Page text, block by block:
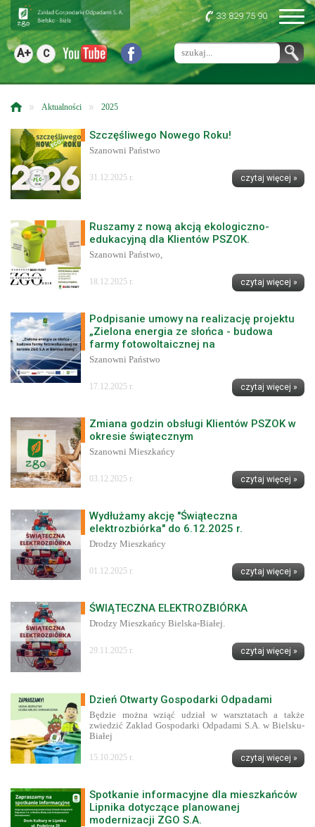
A+ C
33 829 75 90
» Aktualności » 2025
Szczęśliwego Nowego Roku!
Szanowni Państwo
31.12.2025 r. czytaj więcej »
Ruszamy z nową akcją ekologiczno-
edukacyjną dla Klientów PSZOK.
Szanowni Państwo,
18.12.2025 r. czytaj więcej »
Podpisanie umowy na realizację projektu
„Zielona energia ze słońca - budowa
farmy fotowoltaicznej na
Szanowni Państwo
17.12.2025 r. czytaj więcej »
Zmiana godzin obsługi Klientów PSZOK w
okresie świątecznym
Szanowni Mieszkańcy
03.12.2025 r. czytaj więcej »
Wydłużamy akcję "Świąteczna
elektrozbiórka" do 6.12.2025 r.
Drodzy Mieszkańcy
01.12.2025 r. czytaj więcej »
ŚWIĄTECZNA ELEKTROZBIÓRKA
Drodzy Mieszkańcy Bielska-Białej.
29.11.2025 r. czytaj więcej »
Dzień Otwarty Gospodarki Odpadami
Będzie można wziąć udział w warsztatach a także
zwiedzić Zakład Gospodarki Odpadami S.A. w Bielsku-
Białej
15.10.2025 r. czytaj więcej »
Spotkanie informacyjne dla mieszkańców
Lipnika dotyczące planowanej
modernizacji ZGO S.A.